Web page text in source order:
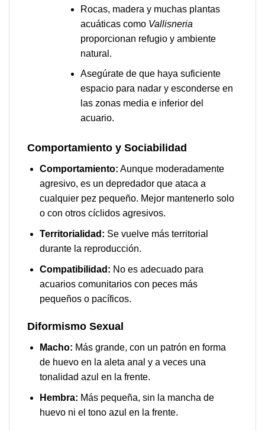
Rocas, madera y muchas plantas
acuáticas como Vallisneria
proporcionan refugio y ambiente
natural.
Asegúrate de que haya suficiente
espacio para nadar y esconderse en
las zonas media e inferior del
acuario.
Comportamiento y Sociabilidad
Comportamiento: Aunque moderadamente
agresivo, es un depredador que ataca a
cualquier pez pequeño. Mejor mantenerlo solo
o con otros cíclidos agresivos.
Territorialidad: Se vuelve más territorial
durante la reproducción.
Compatibilidad: No es adecuado para
acuarios comunitarios con peces más
pequeños o pacíficos.
Diformismo Sexual
Macho: Más grande, con un patrón en forma
de huevo en la aleta anal y a veces una
tonalidad azul en la frente.
Hembra: Más pequeña, sin la mancha de
huevo ni el tono azul en la frente.